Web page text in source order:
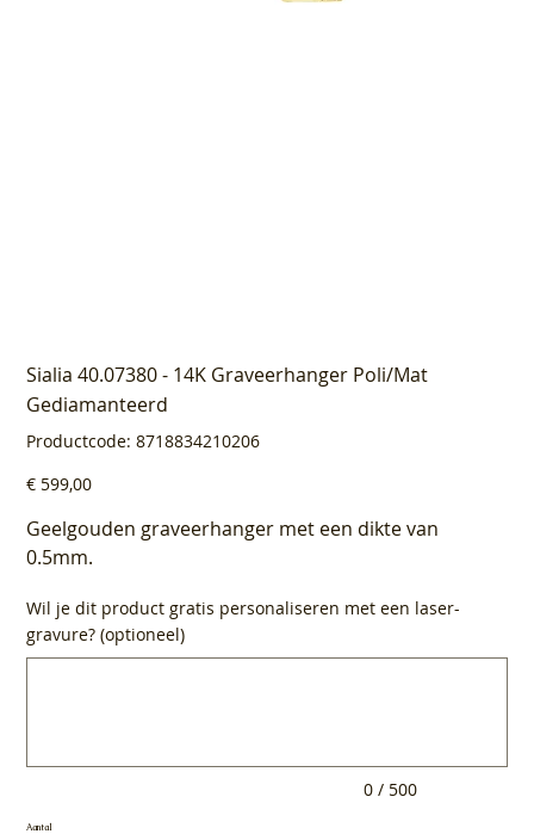
Sialia 40.07380 - 14K Graveerhanger Poli/Mat
Gediamanteerd
Productcode: Productcode
8718834210206
8718834210206
Prijs
€ 599,00
Geelgouden graveerhanger met een dikte van
0.5mm.
Wil je dit product gratis personaliseren met een laser-
gravure? (optioneel)
0 / 500
Aantal